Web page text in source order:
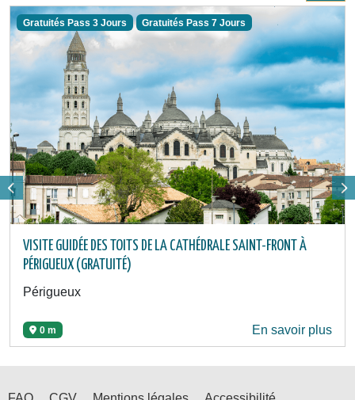
Gratuités Pass 3 Jours Gratuités Pass 7 Jours
VISITE GUIDÉE DES TOITS DE LA CATHÉDRALE SAINT-FRONT À
PÉRIGUEUX (GRATUITÉ)
Périgueux
0 m En savoir plus